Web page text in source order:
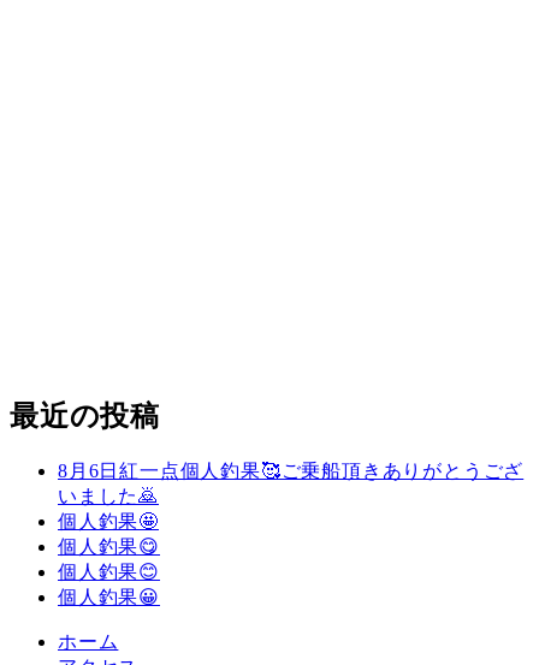
最近の投稿
8月6日紅一点個人釣果🥰ご乗船頂きありがとうござ
いました🙇
個人釣果🤩
個人釣果😋
個人釣果😊
個人釣果😀
ホーム